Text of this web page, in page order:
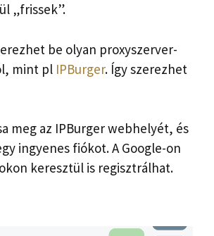
„frissek”.
be olyan proxyszerver-
mint pl IPBurger. Így szerezhet
meg az IPBurger webhelyét, és
ingyenes fiókot. A Google-on
keresztül is regisztrálhat.